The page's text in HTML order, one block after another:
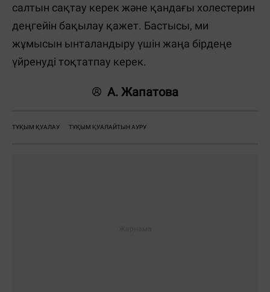
салтын сақтау керек және қандағы холестерин
деңгейін бақылау қажет. Бастысы, ми
жұмысын ынталандыру үшін жаңа бірдеңе
үйренуді тоқтатпау керек.
А. Жапатова
ТҰҚЫМ ҚУАЛАУ ТҰҚЫМ ҚУАЛАЙТЫН АУРУ